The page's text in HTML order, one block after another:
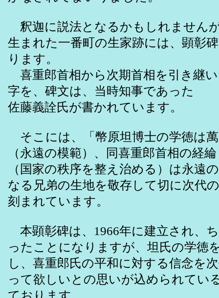
釈迦に説法となるかもしれません
生まれた一番町の生家跡には、顕彰
ります。
喜重郎首相から次期首相を引き継
字を、碑文は、当時知事であった
佐藤義詮氏が書かれています。
そこには、「幣原坦博士の学徳は
（永遠の模範）、同喜重郎首相の経綸
（国家の秩序を整え治める）は永遠
なる兄弟の生地を敬存して切に次代
刻まれています。
本顕彰碑は、1966年に建立され、
ったことになりますが、坦氏の学徳
し、喜重郎氏の平和に対する信念を
って欲しいとの思いが込められてい